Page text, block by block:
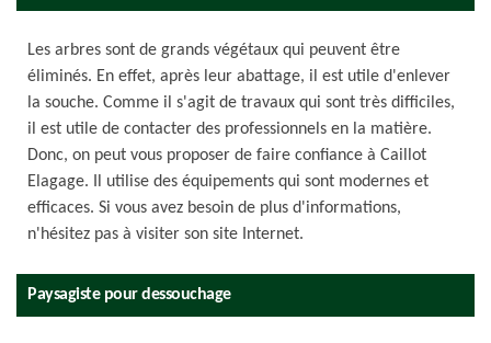
Les arbres sont de grands végétaux qui peuvent être
éliminés. En effet, après leur abattage, il est utile d'enlever
la souche. Comme il s'agit de travaux qui sont très difficiles,
il est utile de contacter des professionnels en la matière.
Donc, on peut vous proposer de faire confiance à Caillot
Elagage. Il utilise des équipements qui sont modernes et
efficaces. Si vous avez besoin de plus d'informations,
n'hésitez pas à visiter son site Internet.
Paysagiste pour dessouchage